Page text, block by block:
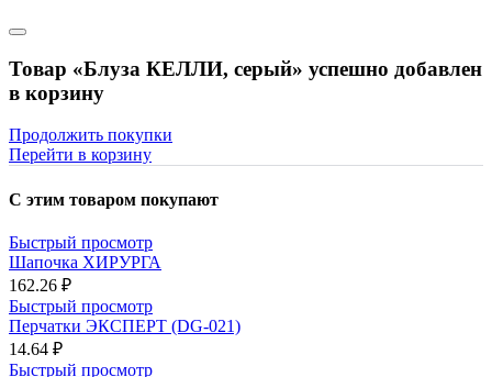
Товар «Блуза КЕЛЛИ, серый» успешно добавлен
в корзину
Продолжить покупки
Перейти в корзину
С этим товаром покупают
Быстрый просмотр
Шапочка ХИРУРГА
162.26 ₽
Быстрый просмотр
Перчатки ЭКСПЕРТ (DG-021)
14.64 ₽
Быстрый просмотр